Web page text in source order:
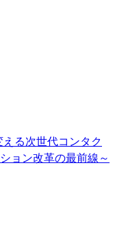
える次世代コンタク
ョン改革の最前線～